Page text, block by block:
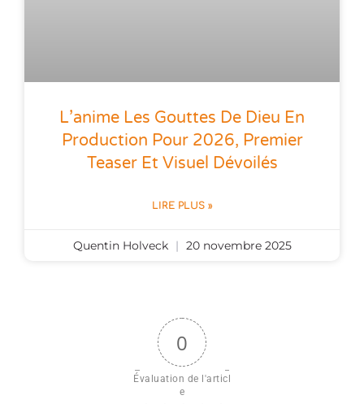
L’anime Les Gouttes De Dieu En
Production Pour 2026, Premier
Teaser Et Visuel Dévoilés
LIRE PLUS »
Quentin Holveck 20 novembre 2025
0
Évaluation de l'articl
e